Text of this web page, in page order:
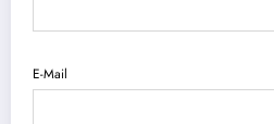
E-Mail